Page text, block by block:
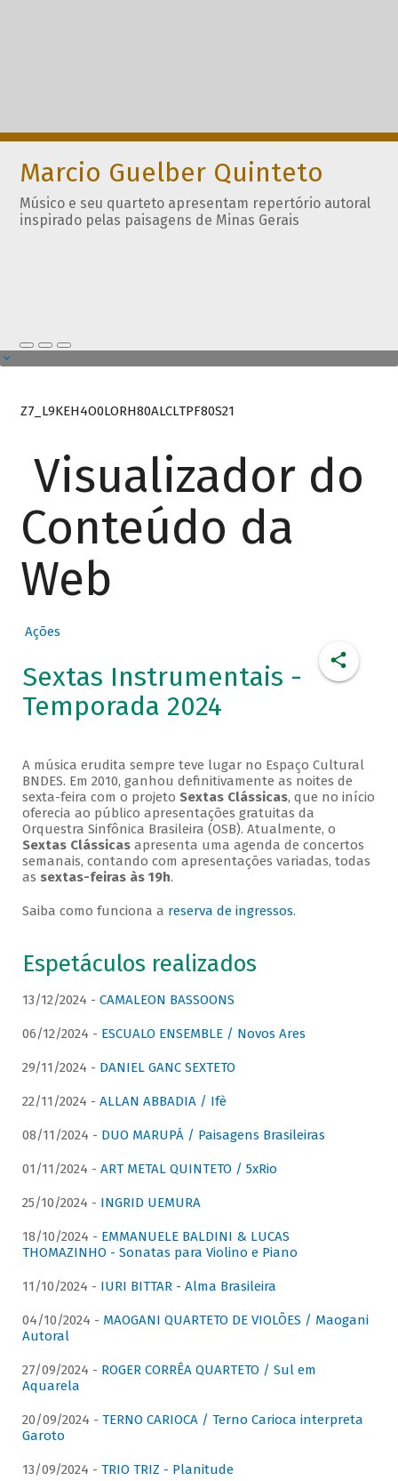
Marcio Guelber Quinteto
Músico e seu quarteto apresentam repertório autoral
inspirado pelas paisagens de Minas Gerais
Z7_L9KEH4O0LORH80ALCLTPF80S21
Visualizador do
Conteúdo da
Web
Ações
Sextas Instrumentais -
Temporada 2024
A música erudita sempre teve lugar no Espaço Cultural
BNDES. Em 2010, ganhou definitivamente as noites de
sexta-feira com o projeto Sextas Clássicas, que no início
oferecia ao público apresentações gratuitas da
Orquestra Sinfônica Brasileira (OSB). Atualmente, o
Sextas Clássicasapresenta uma agenda de concertos
semanais, contando com apresentações variadas, todas
as sextas-feiras às 19h.
Saiba como funciona a reserva de ingressos.
Espetáculos realizados
13/12/2024 - CAMALEON BASSOONS
06/12/2024 - ESCUALO ENSEMBLE / Novos Ares
29/11/2024 - DANIEL GANC SEXTETO
22/11/2024 - ALLAN ABBADIA / Ifè
08/11/2024 - DUO MARUPÁ / Paisagens Brasileiras
01/11/2024 - ART METAL QUINTETO / 5xRio
25/10/2024 - INGRID UEMURA
18/10/2024 - EMMANUELE BALDINI & LUCAS
THOMAZINHO - Sonatas para Violino e Piano
11/10/2024 - IURI BITTAR - Alma Brasileira
04/10/2024 - MAOGANI QUARTETO DE VIOLÕES / Maogani
Autoral
27/09/2024 - ROGER CORRÊA QUARTETO / Sul em
Aquarela
20/09/2024 - TERNO CARIOCA / Terno Carioca interpreta
Garoto
13/09/2024 - TRIO TRIZ - Planitude